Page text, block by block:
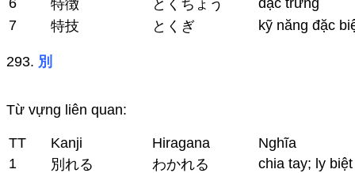
特徴 とくちょう
7
特技 とくぎ kỹ năng đặc
293. 別
Từ vựng liên quan:
TT Kanji Hiragana
Nghĩa
1
別れる わかれる
chia tay; ly biệt